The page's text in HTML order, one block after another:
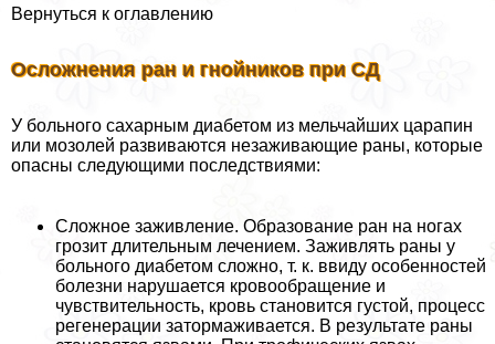
Вернуться к оглавлению
Осложнения ран и гнойников при СД
У больного сахарным диабетом из мельчайших царапин
или мозолей развиваются незаживающие раны, которые
опасны следующими последствиями:
Сложное заживление. Образование ран на ногах
грозит длительным лечением. Заживлять раны у
больного диабетом сложно, т. к. ввиду особенностей
болезни нарушается кровообращение и
чувствительность, кровь становится густой, процесс
регенерации затормаживается. В результате раны